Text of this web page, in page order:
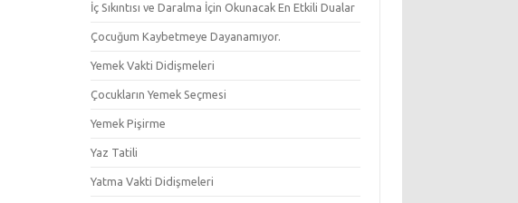
İç Sıkıntısı ve Daralma İçin Okunacak En Etkili Dualar
Çocuğum Kaybetmeye Dayanamıyor.
Yemek Vakti Didişmeleri
Çocukların Yemek Seçmesi
Yemek Pişirme
Yaz Tatili
Yatma Vakti Didişmeleri